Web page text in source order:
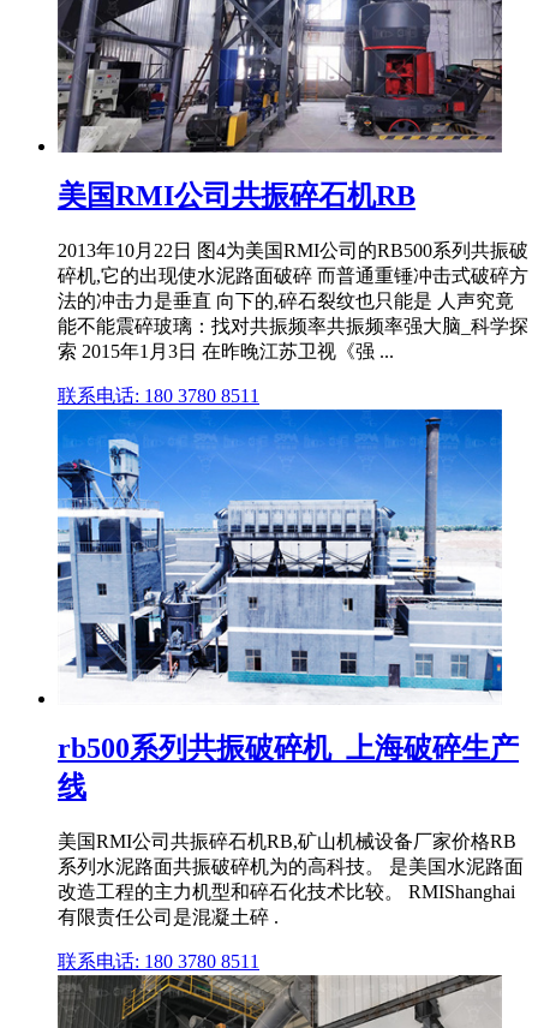
美国RMI公司共振碎石机RB
2013年10月22日 图4为美国RMI公司的RB500系列共振破
碎机,它的出现使水泥路面破碎 而普通重锤冲击式破碎方
法的冲击力是垂直 向下的,碎石裂纹也只能是 人声究竟
能不能震碎玻璃：找对共振频率共振频率强大脑_科学探
索 2015年1月3日 在昨晚江苏卫视《强 ...
联系电话: 180 3780 8511
rb500系列共振破碎机_上海破碎生产
线
美国RMI公司共振碎石机RB,矿山机械设备厂家价格RB
系列水泥路面共振破碎机为的高科技。 是美国水泥路面
改造工程的主力机型和碎石化技术比较。 RMIShanghai
有限责任公司是混凝土碎 .
联系电话: 180 3780 8511